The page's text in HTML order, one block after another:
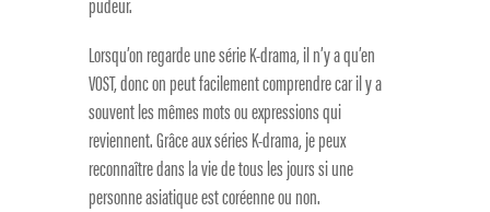
Lorsqu’on regarde une série K-drama, il n’y a qu’en
VOST, donc on peut facilement comprendre car il y a
souvent les mêmes mots ou expressions qui
reviennent. Grâce aux séries K-drama, je peux
reconnaître dans la vie de tous les jours si une
personne asiatique est coréenne ou non.